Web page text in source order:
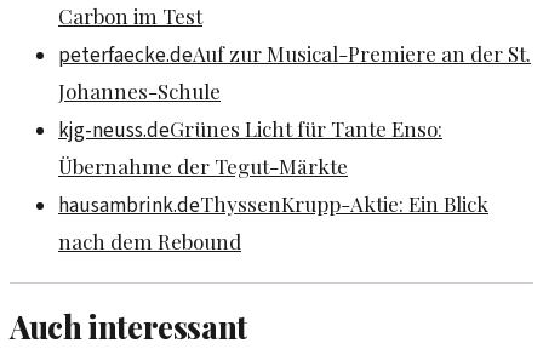
Carbon im Test
peterfaecke.deAuf zur Musical-Premiere an der St.
Johannes-Schule
kjg-neuss.deGrünes Licht für Tante Enso:
Übernahme der Tegut-Märkte
hausambrink.deThyssenKrupp-Aktie: Ein Blick
nach dem Rebound
Auch interessant